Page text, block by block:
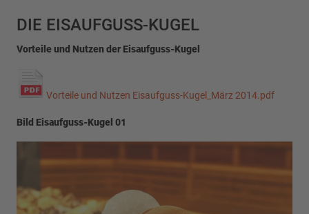
DIE EISAUFGUSS-KUGEL
Vorteile und Nutzen der Eisaufguss-Kugel
Vorteile und Nutzen Eisaufguss-Kugel_März 2014.pdf
Bild Eisaufguss-Kugel 01